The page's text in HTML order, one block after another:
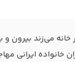
خانه می‌زند
خانواده ایرانی